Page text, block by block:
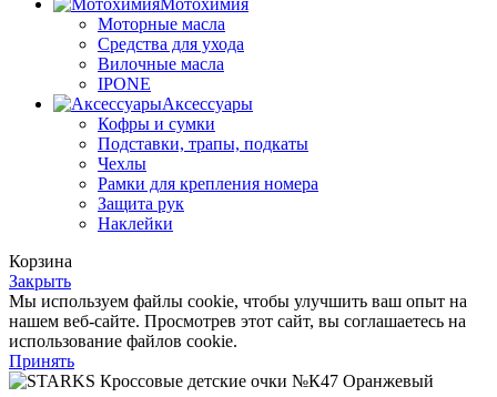
Моторные масла
Средства для ухода
Вилочные масла
IPONE
Аксессуары
Кофры и сумки
Подставки, трапы, подкаты
Чехлы
Рамки для крепления номера
Защита рук
Наклейки
Корзина
Закрыть
Мы используем файлы cookie, чтобы улучшить ваш опыт на
нашем веб-сайте. Просмотрев этот сайт, вы соглашаетесь на
использование файлов cookie.
Принять